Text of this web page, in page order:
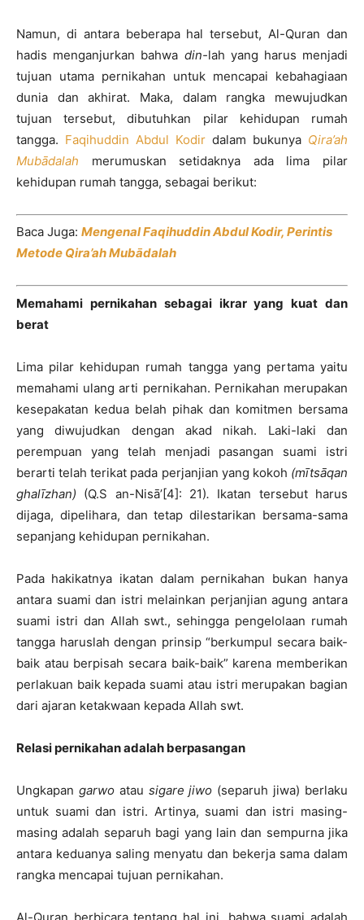
Namun, di antara beberapa hal tersebut, Al-Quran dan
hadis menganjurkan bahwa din-lah yang harus menjadi
tujuan utama pernikahan untuk mencapai kebahagiaan
dunia dan akhirat. Maka, dalam rangka mewujudkan
tujuan tersebut, dibutuhkan pilar kehidupan rumah
tangga. Faqihuddin Abdul Kodir dalam bukunya Qira’ah
Mubādalah merumuskan setidaknya ada lima pilar
kehidupan rumah tangga, sebagai berikut:
Baca Juga: Mengenal Faqihuddin Abdul Kodir, Perintis
Metode Qira’ah Mubādalah
Memahami pernikahan sebagai ikrar yang kuat dan
berat
Lima pilar kehidupan rumah tangga yang pertama yaitu
memahami ulang arti pernikahan. Pernikahan merupakan
kesepakatan kedua belah pihak dan komitmen bersama
yang diwujudkan dengan akad nikah. Laki-laki dan
perempuan yang telah menjadi pasangan suami istri
berarti telah terikat pada perjanjian yang kokoh (mītsāqan
ghalīzhan) (Q.S an-Nisā’[4]: 21). Ikatan tersebut harus
dijaga, dipelihara, dan tetap dilestarikan bersama-sama
sepanjang kehidupan pernikahan.
Pada hakikatnya ikatan dalam pernikahan bukan hanya
antara suami dan istri melainkan perjanjian agung antara
suami istri dan Allah swt., sehingga pengelolaan rumah
tangga haruslah dengan prinsip “berkumpul secara baik-
baik atau berpisah secara baik-baik” karena memberikan
perlakuan baik kepada suami atau istri merupakan bagian
dari ajaran ketakwaan kepada Allah swt.
Relasi pernikahan adalah berpasangan
Ungkapan garwo atau sigare jiwo (separuh jiwa) berlaku
untuk suami dan istri. Artinya, suami dan istri masing-
masing adalah separuh bagi yang lain dan sempurna jika
antara keduanya saling menyatu dan bekerja sama dalam
rangka mencapai tujuan pernikahan.